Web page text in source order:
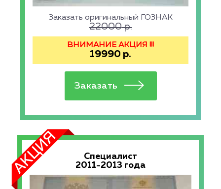
Заказать оригинальный ГОЗНАК
22000р.
ВНИМАНИЕ АКЦИЯ !!!
19990 р.
Специалист
2011-2013 года